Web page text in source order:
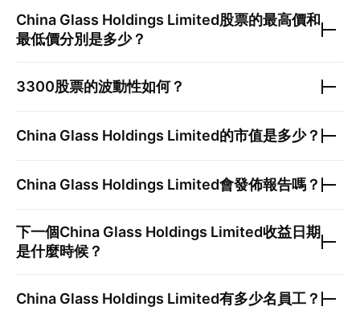
China Glass Holdings Limited股票的最高價和
最低價分別是多少？
3300股票的波動性如何？
China Glass Holdings Limited的市值是多少？
China Glass Holdings Limited會發佈報告嗎？
下一個China Glass Holdings Limited收益日期
是什麼時候？
China Glass Holdings Limited有多少名員工？